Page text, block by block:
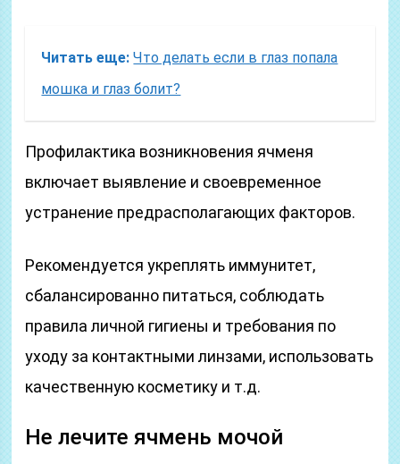
Читать еще: Что делать если в глаз попала
мошка и глаз болит?
Профилактика возникновения ячменя
включает выявление и своевременное
устранение предрасполагающих факторов.
Рекомендуется укреплять иммунитет,
сбалансированно питаться, соблюдать
правила личной гигиены и требования по
уходу за контактными линзами, использовать
качественную косметику и т.д.
Не лечите ячмень мочой